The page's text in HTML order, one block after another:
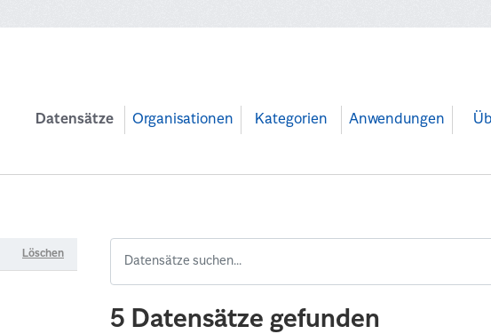
Datensätze Organisationen Kategorien Anwendungen
Löschen
5 Datensätze gefunden